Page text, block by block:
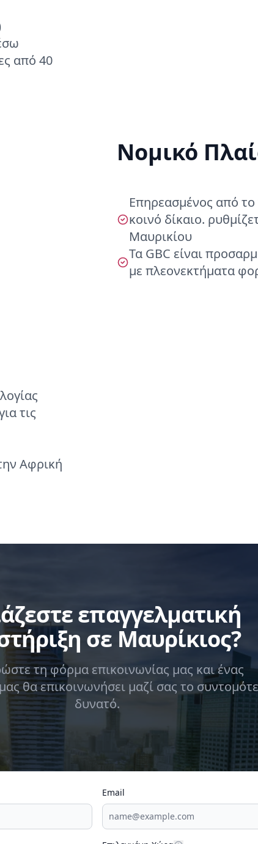
από 40
Νομικό
Επηρεασμένος από το
κοινό δίκαιο.
Μαυρικίου
Τα GBC είναι
με πλεονεκτήματα
τις
Αφρική
επαγγελματική
σε Μαυρίκιος?
τη φόρμα επικοινωνίας μας και ένας
θα επικοινωνήσει μαζί σας το
δυνατό.
Email